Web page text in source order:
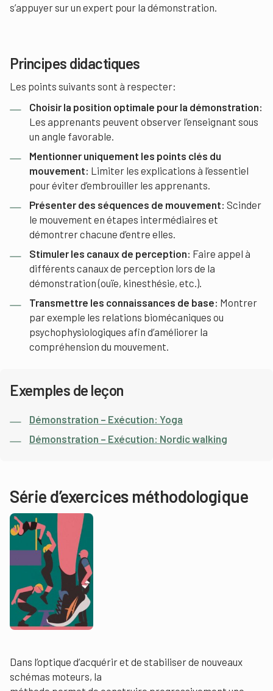
s’appuyer sur un expert pour la démonstration.
Principes didactiques
Les points suivants sont à respecter:
Choisir la position optimale pour la démonstration:
Les apprenants peuvent observer l’enseignant sous
un angle favorable.
Mentionner uniquement les points clés du
mouvement: Limiter les explications à l’essentiel
pour éviter d’embrouiller les apprenants.
Présenter des séquences de mouvement: Scinder
le mouvement en étapes intermédiaires et
démontrer chacune d’entre elles.
Stimuler les canaux de perception: Faire appel à
différents canaux de perception lors de la
démonstration (ouïe, kinesthésie, etc.).
Transmettre les connaissances de base: Montrer
par exemple les relations biomécaniques ou
psychophysiologiques afin d’améliorer la
compréhension du mouvement.
Exemples de leçon
Démonstration – Exécution: Yoga
Démonstration – Exécution: Nordic walking
Série d’exercices méthodologique
Dans l’optique d’acquérir et de stabiliser de nouveaux
schémas moteurs, la